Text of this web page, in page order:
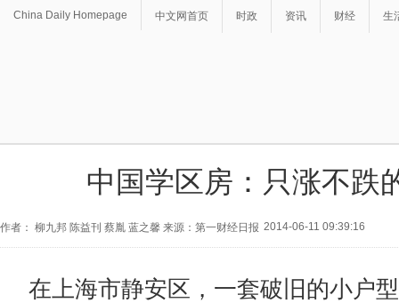
China Daily Homepage 中文网首页 时政 资讯 财经 生
中国学区房：只涨不跌
作者： 柳九邦 陈益刊 蔡胤 蓝之馨 来源：第一财经日报 2014-06-11 09:39:16
在上海市静安区，一套破旧的小户